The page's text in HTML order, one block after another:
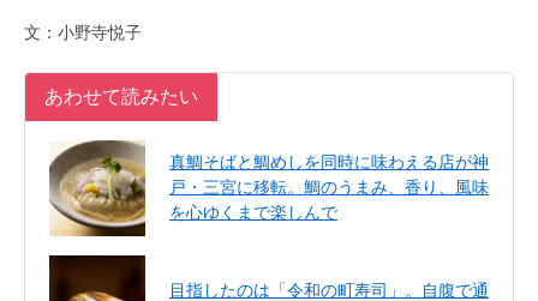
文：小野寺悦子
あわせて読みたい
真鯛そばと鯛めしを同時に味わえる店が神
戸・三宮に移転。鯛のうまみ、香り、風味
を心ゆくまで楽しんで
目指したのは「令和の町寿司」。自腹で通